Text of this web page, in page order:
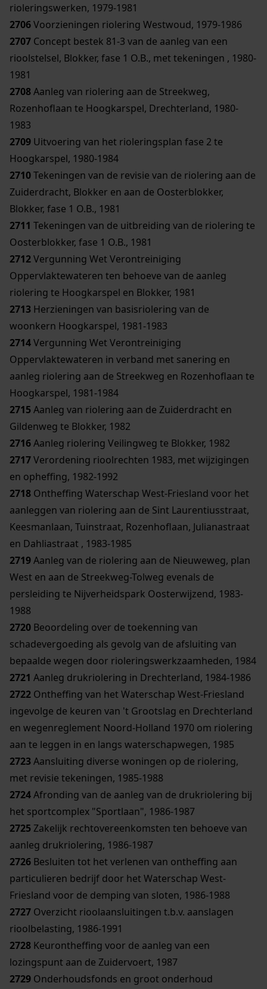
rioleringswerken, 1979-1981
2706Voorzieningen riolering Westwoud, 1979-1986
2707 Concept bestek 81-3 van de aanleg van een
rioolstelsel, Blokker, fase 1 O.B., met tekeningen , 1980-
1981
2708Aanleg van riolering aan de Streekweg,
Rozenhoflaan te Hoogkarspel, Drechterland, 1980-
1983
2709 Uitvoering van het rioleringsplan fase 2 te
Hoogkarspel, 1980-1984
2710Tekeningen van de revisie van de riolering aan de
Zuiderdracht, Blokker en aan de Oosterblokker,
Blokker, fase 1 O.B., 1981
2711 Tekeningen van de uitbreiding van de riolering te
Oosterblokker, fase 1 O.B., 1981
2712Vergunning Wet Verontreiniging
Oppervlaktewateren ten behoeve van de aanleg
riolering te Hoogkarspel en Blokker, 1981
2713 Herzieningen van basisriolering van de
woonkern Hoogkarspel, 1981-1983
2714Vergunning Wet Verontreiniging
Oppervlaktewateren in verband met sanering en
aanleg riolering aan de Streekweg en Rozenhoflaan te
Hoogkarspel, 1981-1984
2715Aanleg van riolering aan de Zuiderdracht en
Gildenweg te Blokker, 1982
2716Aanleg riolering Veilingweg te Blokker, 1982
2717Verordening rioolrechten 1983, met wijzigingen
en opheffing, 1982-1992
2718 Ontheffing Waterschap West-Friesland voor het
aanleggen van riolering aan de Sint Laurentiusstraat,
Keesmanlaan, Tuinstraat, Rozenhoflaan, Julianastraat
en Dahliastraat , 1983-1985
2719Aanleg van de riolering aan de Nieuweweg, plan
West en aan de Streekweg-Tolweg evenals de
persleiding te Nijverheidspark Oosterwijzend, 1983-
1988
2720 Beoordeling over de toekenning van
schadevergoeding als gevolg van de afsluiting van
bepaalde wegen door rioleringswerkzaamheden, 1984
2721 Aanleg drukriolering in Drechterland, 1984-1986
2722 Ontheffing van het Waterschap West-Friesland
ingevolge de keuren van 't Grootslag en Drechterland
en wegenreglement Noord-Holland 1970 om riolering
aan te leggen in en langs waterschapwegen, 1985
2723Aansluiting diverse woningen op de riolering,
met revisie tekeningen, 1985-1988
2724Afronding van de aanleg van de drukriolering bij
het sportcomplex "Sportlaan", 1986-1987
2725Zakelijk rechtovereenkomsten ten behoeve van
aanleg drukriolering, 1986-1987
2726 Besluiten tot het verlenen van ontheffing aan
particulieren bedrijf door het Waterschap West-
Friesland voor de demping van sloten, 1986-1988
2727 Overzicht rioolaansluitingen t.b.v. aanslagen
rioolbelasting, 1986-1991
2728 Keurontheffing voor de aanleg van een
lozingspunt aan de Zuidervoert, 1987
2729 Onderhoudsfonds en groot onderhoud